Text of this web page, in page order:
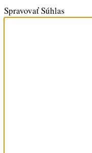
Spravovať Súhlas